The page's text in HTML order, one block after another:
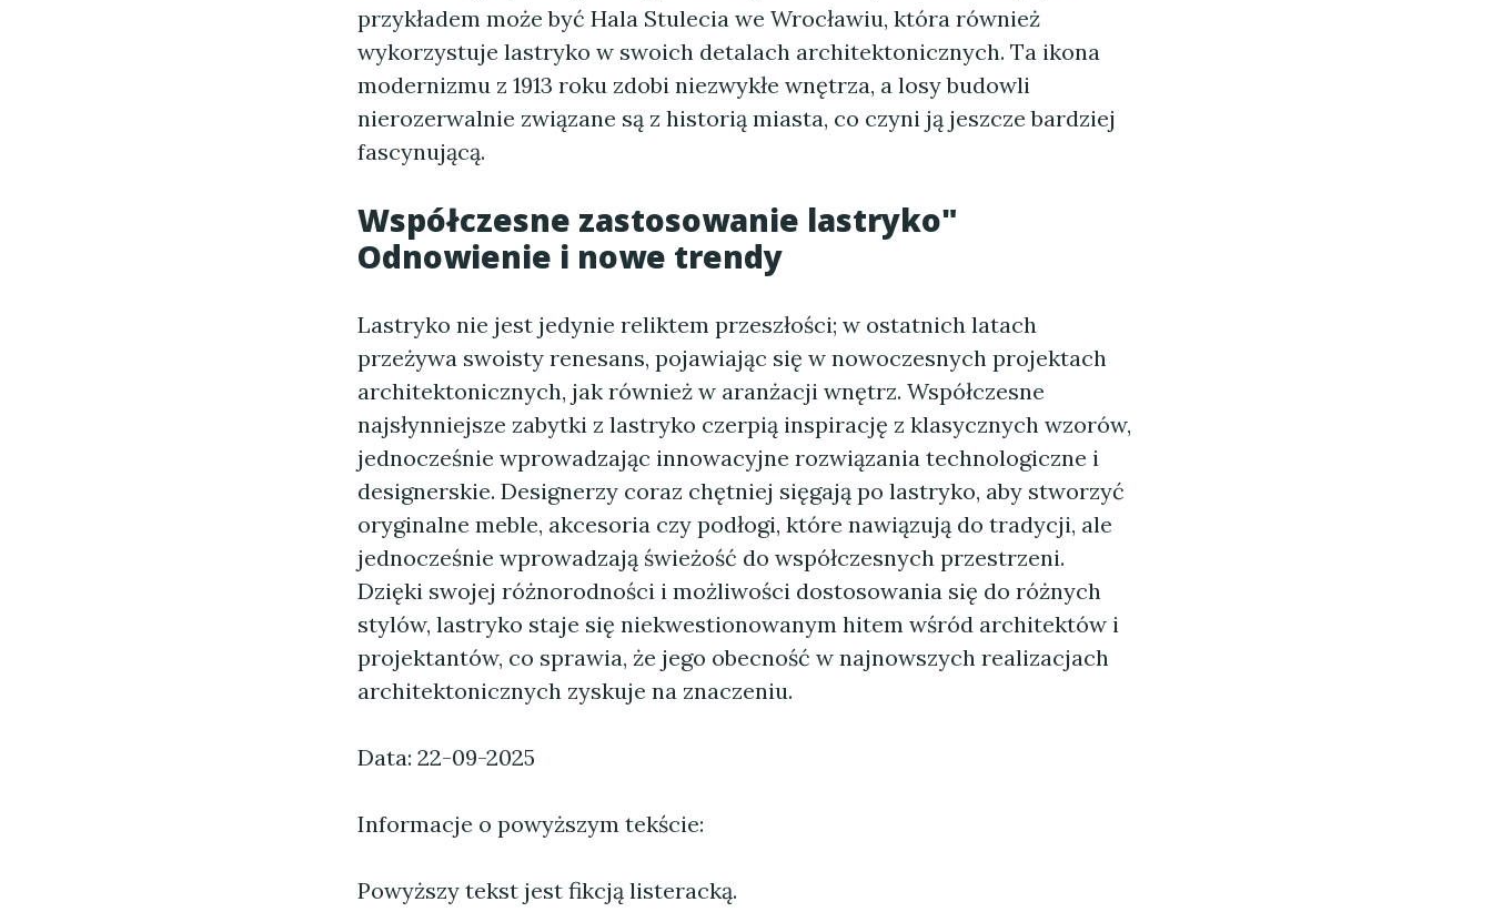
przykładem może być Hala Stulecia we Wrocławiu, która również
wykorzystuje lastryko w swoich detalach architektonicznych. Ta ikona
modernizmu z 1913 roku zdobi niezwykłe wnętrza, a losy budowli
nierozerwalnie związane są z historią miasta, co czyni ją jeszcze bardziej
fascynującą.
Współczesne zastosowanie lastryko"
Odnowienie i nowe trendy
Lastryko nie jest jedynie reliktem przeszłości; w ostatnich latach
przeżywa swoisty renesans, pojawiając się w nowoczesnych projektach
architektonicznych, jak również w aranżacji wnętrz. Współczesne
najsłynniejsze zabytki z lastryko czerpią inspirację z klasycznych wzorów,
jednocześnie wprowadzając innowacyjne rozwiązania technologiczne i
designerskie. Designerzy coraz chętniej sięgają po lastryko, aby stworzyć
oryginalne meble, akcesoria czy podłogi, które nawiązują do tradycji, ale
jednocześnie wprowadzają świeżość do współczesnych przestrzeni.
Dzięki swojej różnorodności i możliwości dostosowania się do różnych
stylów, lastryko staje się niekwestionowanym hitem wśród architektów i
projektantów, co sprawia, że jego obecność w najnowszych realizacjach
architektonicznych zyskuje na znaczeniu.
Data: 22-09-2025
Informacje o powyższym tekście:
Powyższy tekst jest fikcją listeracką.